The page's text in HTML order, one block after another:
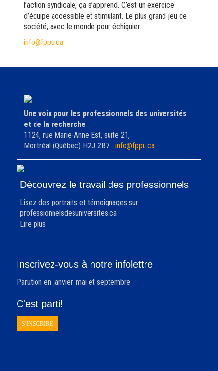
l’action syndicale, ça s’apprend. C’est un exercice
d’équipe accessible et stimulant. Le plus grand jeu de
société, avec le monde pour échiquier.
info@fppu.ca
Une voix pour les professionnels des universités
et de la recherche
1124, rue Marie-Anne Est, suite 21,
Montréal (Québec) H2J 2B7 info@fppu.ca
Découvrez le travail des professionnels
Lisez des portraits et témoignages sur
professionnelsdesuniversites.ca
Lire plus
Inscrivez-vous à notre infolettre
Parution en janvier, mai et septembre
C'est parti!
S'INSCRIRE